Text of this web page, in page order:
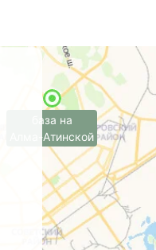
база на
Алма-Атинской